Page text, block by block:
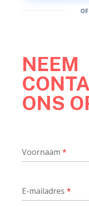
NEEM
ONS
Voornaam *
E-mailadres *